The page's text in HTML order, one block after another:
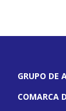
GRUPO DE
COMARCA